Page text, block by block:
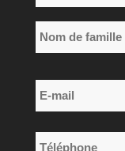
*
Prénom
de
E-
mail
*
Téléphone